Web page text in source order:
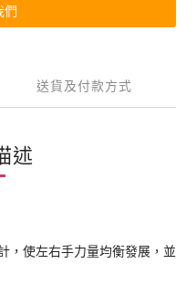
們
送貨及付款方式
述
，使左右手力量均衡發展，並